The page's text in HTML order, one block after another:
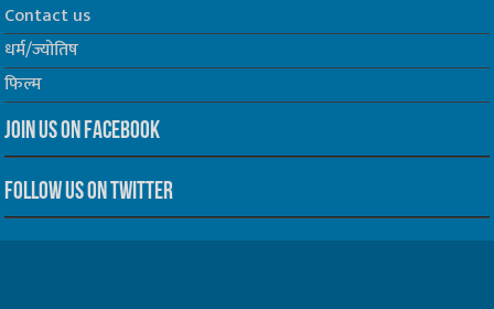
Contact us
धर्म/ज्योतिष
फिल्म
Join us on Facebook
Follow us on Twitter